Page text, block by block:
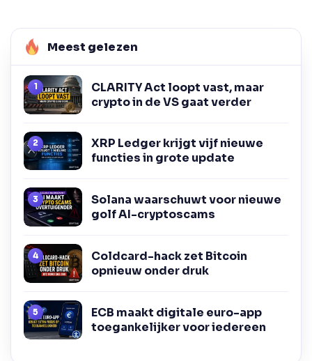
Meest gelezen
CLARITY Act loopt vast, maar
crypto in de VS gaat verder
XRP Ledger krijgt vijf nieuwe
functies in grote update
Solana waarschuwt voor nieuwe
golf AI-cryptoscams
Coldcard-hack zet Bitcoin
opnieuw onder druk
ECB maakt digitale euro-app
toegankelijker voor iedereen